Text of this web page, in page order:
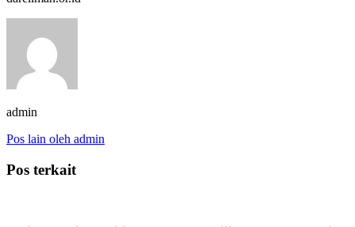
admin
Pos lain oleh admin
Pos terkait